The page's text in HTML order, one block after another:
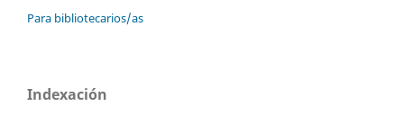
Para bibliotecarios/as
Indexación